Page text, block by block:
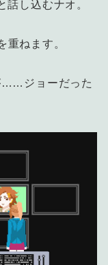
し込むナオ。
重ねます。
ジョーだった